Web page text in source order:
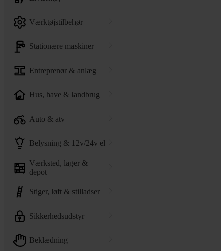
værktøjstilbehør
stationære maskiner
entreprenør & anlæg
hus, have & landbrug
auto & atv
belysning & 12v/24v el
værksted, lager &
depot
stiger, løft & stilladser
sikkerhedsudstyr
beklædning